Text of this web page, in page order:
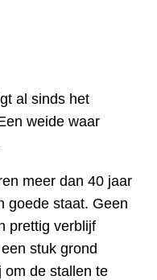
al sinds het
weide waar
meer dan 40 jaar
goede staat. Geen
prettig verblijf
stuk grond
om de stallen te